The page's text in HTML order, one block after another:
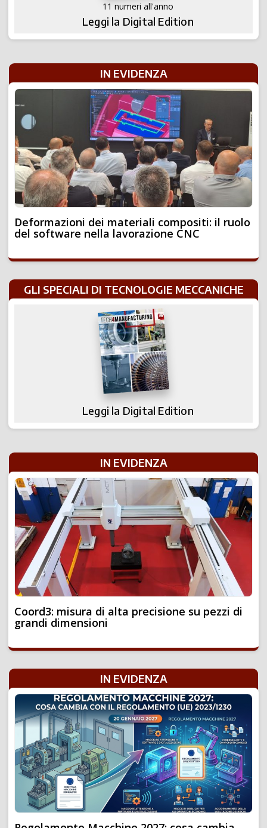
11 numeri all'anno
Leggi la Digital Edition
IN EVIDENZA
Deformazioni dei materiali compositi: il ruolo
del software nella lavorazione CNC
GLI SPECIALI DI TECNOLOGIE MECCANICHE
Leggi la Digital Edition
IN EVIDENZA
Coord3: misura di alta precisione su pezzi di
grandi dimensioni
IN EVIDENZA